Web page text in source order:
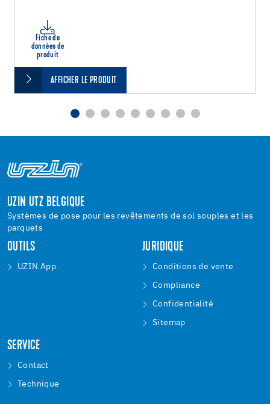
Fiche de
données de
produit
AFFICHER LE PRODUIT
UZIN UTZ BELGIQUE
Systèmes de pose pour les revêtements de sol souples et les
parquets
OUTILS
UZIN App
JURIDIQUE
Conditions de vente
Compliance
Confidentialité
Sitemap
SERVICE
Contact
Technique